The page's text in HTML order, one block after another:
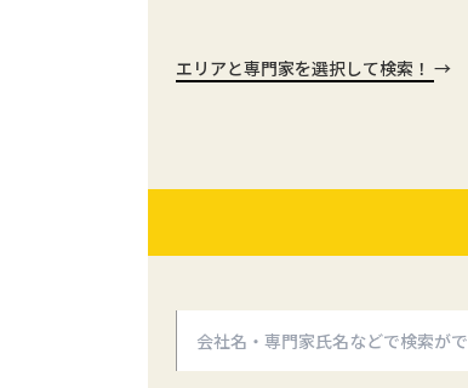
エリアと専門家を選択して検索！ →